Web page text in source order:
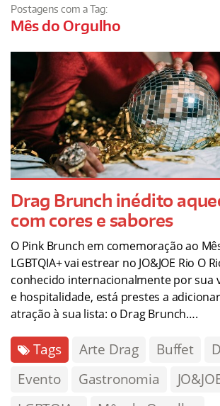
Postagens com a Tag:
Mês do Orgulho
Drag Brunch inédito
com cores e sabores
O Pink Brunch em comemoração ao
LGBTQIA+ vai estrear no JO&JOE Rio O
conhecido internacionalmente por sua
e hospitalidade, está prestes a
atração à sua lista: o Drag Brunch….
Tags Arte Drag Buffet
Evento
Gastronomia